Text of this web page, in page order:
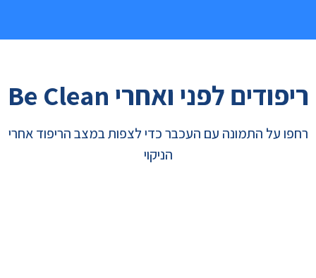
ריפודים לפני ואחרי Be Clean
רחפו על התמונה עם העכבר כדי לצפות במצב הריפוד אחרי
הניקוי